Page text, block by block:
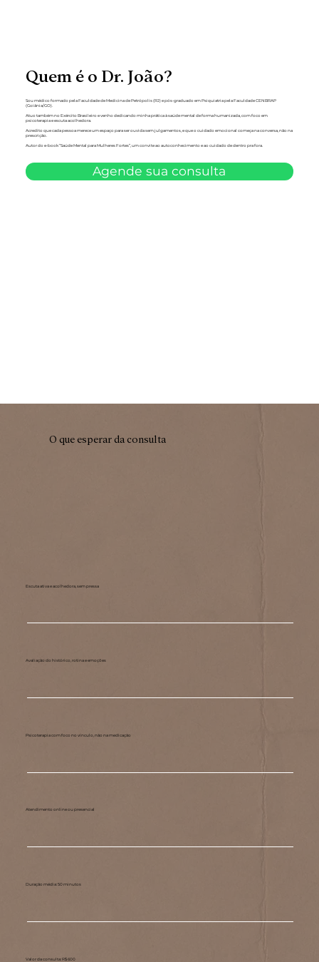
Quem é o Dr. João?
Sou médico formado pela Faculdade de Medicina de Petrópolis (RJ) e pós-graduado em Psiquiatria pela Faculdade CENBRAP
(Goiânia/GO).
Atuo também no Exército Brasileiro e venho dedicando minha prática à saúde mental de forma humanizada, com foco em
psicoterapia e escuta acolhedora.
Acredito que cada pessoa merece um espaço para ser ouvida sem julgamentos, e que o cuidado emocional começa na conversa, não na
prescrição.
Autor do e-book “Saúde Mental para Mulheres Fortes”, um convite ao autoconhecimento e ao cuidado de dentro pra fora.
Agende sua consulta
O que esperar da consulta
Escuta ativa e acolhedora, sem pressa
Avaliação do histórico, rotina e emoções
Psicoterapia com foco no vínculo, não na medicação
Atendimento online ou presencial
Duração média: 50 minutos
Valor da consulta: R$ 600